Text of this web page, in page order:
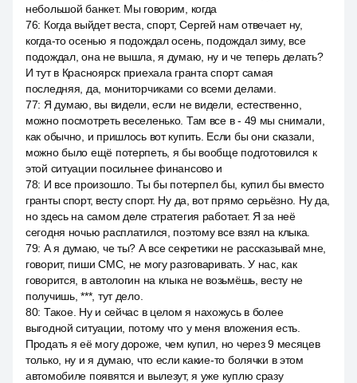
небольшой банкет. Мы говорим, когда
76: Когда выйдет веста, спорт, Сергей нам отвечает ну,
когда-то осенью я подождал осень, подождал зиму, все
подождал, она не вышла, я думаю, ну и че теперь делать?
И тут в Красноярск приехала гранта спорт самая
последняя, да, мониторчиками со всеми делами.
77: Я думаю, вы видели, если не видели, естественно,
можно посмотреть веселенько. Там все в - 49 мы снимали,
как обычно, и пришлось вот купить. Если бы они сказали,
можно было ещё потерпеть, я бы вообще подготовился к
этой ситуации посильнее финансово и
78: И все произошло. Ты бы потерпел бы, купил бы вместо
гранты спорт, весту спорт. Ну да, вот прямо серьёзно. Ну да,
но здесь на самом деле стратегия работает. Я за неё
сегодня ночью расплатился, поэтому все взял на клыка.
79: А я думаю, че ты? А все секретики не рассказывай мне,
говорит, пиши СМС, не могу разговаривать. У нас, как
говорится, в автологин на клыка не возьмёшь, весту не
получишь, ***, тут дело.
80: Такое. Ну и сейчас в целом я нахожусь в более
выгодной ситуации, потому что у меня вложения есть.
Продать я её могу дороже, чем купил, но через 9 месяцев
только, ну и я думаю, что если какие-то болячки в этом
автомобиле появятся и вылезут, я уже куплю сразу